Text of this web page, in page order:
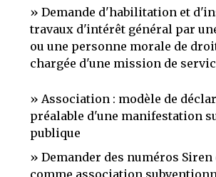
Demande d'habilitation et
travaux d'intérêt général par
ou une personne morale de
chargée d'une mission de
Association : modèle de
préalable d'une manifestation
publique
Demander des numéros Siren
comme association